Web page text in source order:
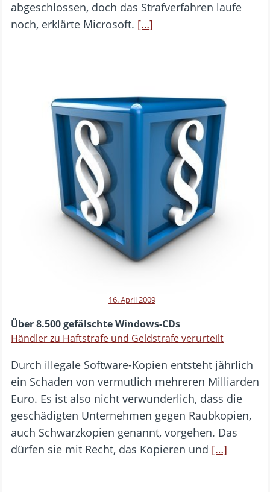
abgeschlossen, doch das Strafverfahren laufe
noch, erklärte Microsoft. […]
16. April 2009
Über 8.500 gefälschte Windows-CDs
Händler zu Haftstrafe und Geldstrafe verurteilt
Durch illegale Software-Kopien entsteht jährlich
ein Schaden von vermutlich mehreren Milliarden
Euro. Es ist also nicht verwunderlich, dass die
geschädigten Unternehmen gegen Raubkopien,
auch Schwarzkopien genannt, vorgehen. Das
dürfen sie mit Recht, das Kopieren und […]